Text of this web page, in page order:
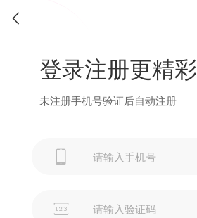

登录注册更精彩
未注册手机号验证后自动注册
